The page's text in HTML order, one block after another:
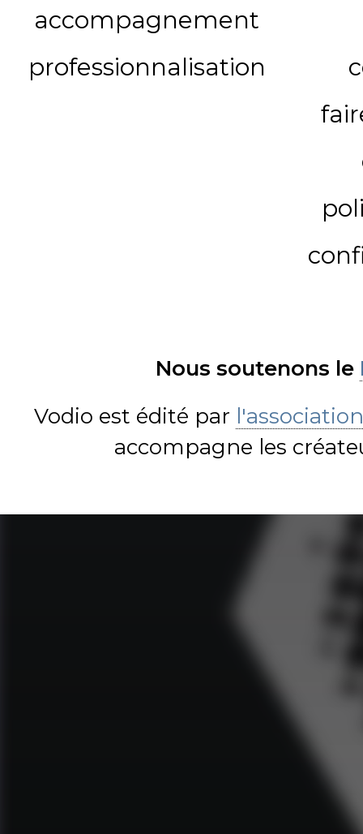
accompagnement
professionnalisation